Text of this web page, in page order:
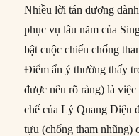
Nhiều lời tán dương
phục vụ lâu năm của
bật cuộc chiến chống
Điểm ẩn ý thường thấy
được nêu rõ ràng) là
chế của Lý Quang Diệu
tựu (chống tham nhũng)